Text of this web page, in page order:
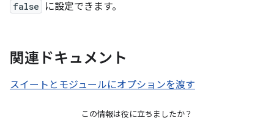
false に設定できます。
関連ドキュメント
スイートとモジュールにオプションを渡す
この情報は役に立ちましたか？